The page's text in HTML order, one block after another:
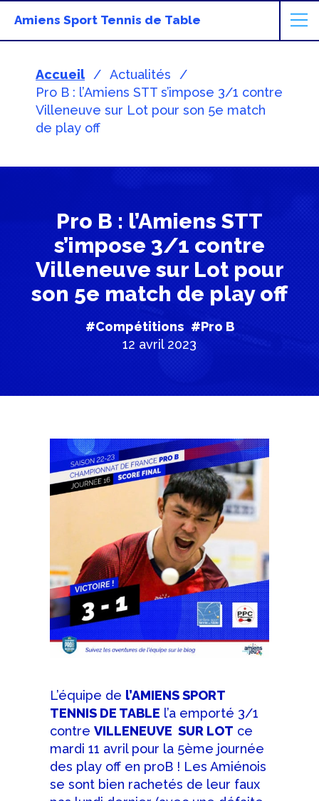
Amiens Sport Tennis de Table
Accueil
Actualités
Pro B : l’Amiens STT s’impose 3/1 contre
Villeneuve sur Lot pour son 5e match
de play off
Pro B : l’Amiens STT
s’impose 3/1 contre
Villeneuve sur Lot pour
son 5e match de play off
#Compétitions #Pro B
12 avril 2023
L’équipe de l’AMIENS SPORT
TENNIS DE TABLE l’a emporté 3/1
contre VILLENEUVE SUR LOT ce
mardi 11 avril pour la 5ème journée
des play off en proB ! Les Amiénois
se sont bien rachetés de leur faux